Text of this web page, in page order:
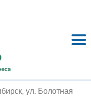
ул. Болотная